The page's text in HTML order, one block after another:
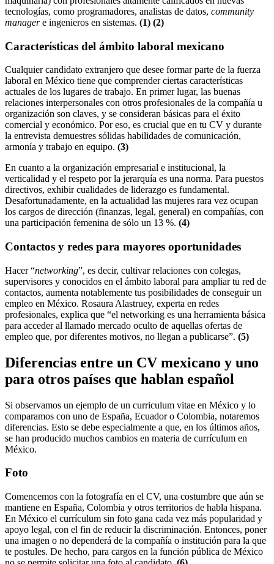
tecnologías, como programadores, analistas de datos, community
managere ingenieros en sistemas. (1) (2)
Características del ámbito laboral mexicano
Cualquier candidato extranjero que desee formar parte de la fuerza
laboral en México tiene que comprender ciertas características
actuales de los lugares de trabajo. En primer lugar, las buenas
relaciones interpersonales con otros profesionales de la compañía u
organización son claves, y se consideran básicas para el éxito
comercial y económico. Por eso, es crucial que en tu CV y durante
la entrevista demuestres sólidas habilidades de comunicación,
armonía y trabajo en equipo. (3)
En cuanto a la organización empresarial e institucional, la
verticalidad y el respeto por la jerarquía es una norma. Para puestos
directivos, exhibir cualidades de liderazgo es fundamental.
Desafortunadamente, en la actualidad las mujeres rara vez ocupan
los cargos de dirección (finanzas, legal, general) en compañías, con
una participación femenina de sólo un 13 %. (4)
Contactos y redes para mayores oportunidades
Hacer “networking”, es decir, cultivar relaciones con colegas,
supervisores y conocidos en el ámbito laboral para ampliar tu red de
contactos, aumenta notablemente tus posibilidades de conseguir un
empleo en México. Rosaura Alastruey, experta en redes
profesionales, explica que “el networking es una herramienta básica
para acceder al llamado mercado oculto de aquellas ofertas de
empleo que, por diferentes motivos, no llegan a publicarse”. (5)
Diferencias entre un CV mexicano y uno
para otros países que hablan español
Si observamos un ejemplo de un curriculum vitae en México y lo
comparamos con uno de España, Ecuador o Colombia, notaremos
diferencias. Esto se debe especialmente a que, en los últimos años,
se han producido muchos cambios en materia de currículum en
México.
Foto
Comencemos con la fotografía en el CV, una costumbre que aún se
mantiene en España, Colombia y otros territorios de habla hispana.
En México el currículum sin foto gana cada vez más popularidad y
apoyo legal, con el fin de reducir la discriminación. Entonces, poner
una imagen o no dependerá de la compañía o institución para la que
te postules. De hecho, para cargos en la función pública de México